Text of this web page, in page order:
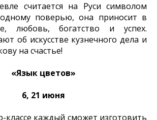
считается на Руси символом
поверью, она приносит в
любовь, богатство и успех.
об искусстве кузнечного дела и
на счастье!
«Язык цветов»
6, 21 июня
классе каждый сможет изготовить